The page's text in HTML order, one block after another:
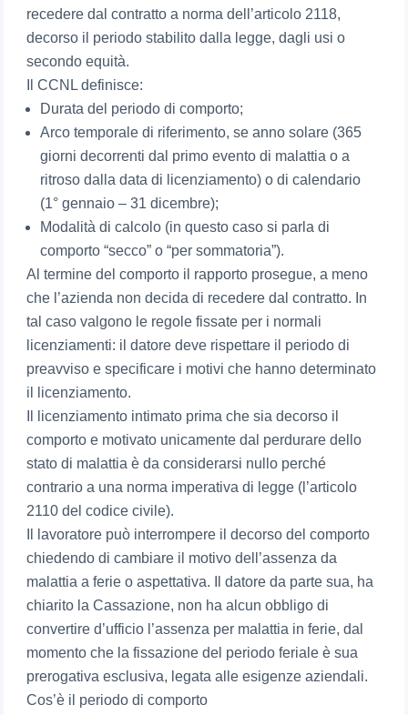
recedere dal contratto a norma dell’articolo 2118,
decorso il periodo stabilito dalla legge, dagli usi o
secondo equità.
Il CCNL definisce:
Durata del periodo di comporto;
Arco temporale di riferimento, se anno solare (365
giorni decorrenti dal primo evento di malattia o a
ritroso dalla data di licenziamento) o di calendario
(1° gennaio – 31 dicembre);
Modalità di calcolo (in questo caso si parla di
comporto “secco” o “per sommatoria”).
Al termine del comporto il rapporto prosegue, a meno
che l’azienda non decida di recedere dal contratto. In
tal caso valgono le regole fissate per i normali
licenziamenti: il datore deve rispettare il periodo di
preavviso e specificare i motivi che hanno determinato
il licenziamento.
Il licenziamento intimato prima che sia decorso il
comporto e motivato unicamente dal perdurare dello
stato di malattia è da considerarsi nullo perché
contrario a una norma imperativa di legge (l’articolo
2110 del codice civile).
Il lavoratore può interrompere il decorso del comporto
chiedendo di cambiare il motivo dell’assenza da
malattia a ferie o aspettativa. Il datore da parte sua, ha
chiarito la Cassazione, non ha alcun obbligo di
convertire d’ufficio l’assenza per malattia in ferie, dal
momento che la fissazione del periodo feriale è sua
prerogativa esclusiva, legata alle esigenze aziendali.
Cos’è il periodo di comporto